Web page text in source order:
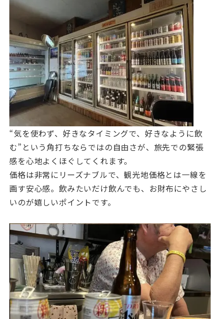
“気を使わず、好きなタイミングで、好きなように飲
む”という角打ちならではの自由さが、旅先での緊張
感を心地よくほぐしてくれます。
価格は非常にリーズナブルで、観光地価格とは一線を
画す安心感。飲みたいだけ飲んでも、お財布にやさし
いのが嬉しいポイントです。